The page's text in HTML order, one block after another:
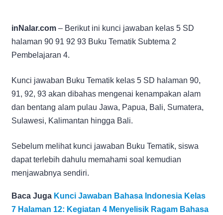
inNalar.com – Berikut ini kunci jawaban kelas 5 SD
halaman 90 91 92 93 Buku Tematik Subtema 2
Pembelajaran 4.
Kunci jawaban Buku Tematik kelas 5 SD halaman 90,
91, 92, 93 akan dibahas mengenai kenampakan alam
dan bentang alam pulau Jawa, Papua, Bali, Sumatera,
Sulawesi, Kalimantan hingga Bali.
Sebelum melihat kunci jawaban Buku Tematik, siswa
dapat terlebih dahulu memahami soal kemudian
menjawabnya sendiri.
Baca Juga Kunci Jawaban Bahasa Indonesia Kelas
7 Halaman 12: Kegiatan 4 Menyelisik Ragam Bahasa